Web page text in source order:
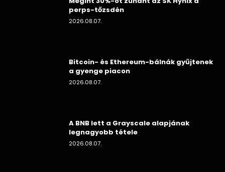
perps-tőzsdén
2026.08.07.
Bitcoin- és Ethereum-bálnák gyűjtenek
a gyenge piacon
2026.08.07.
A BNB lett a Grayscale alapjának
legnagyobb tétele
2026.08.07.